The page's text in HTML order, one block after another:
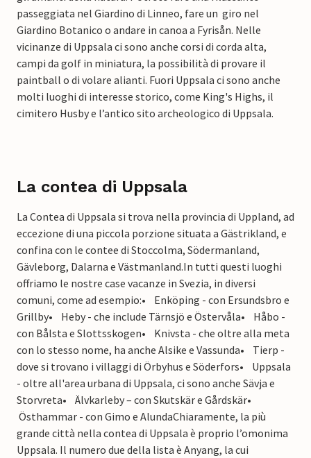
passeggiata nel Giardino di Linneo, fare un giro nel
Giardino Botanico o andare in canoa a Fyrisån. Nelle
vicinanze di Uppsala ci sono anche corsi di corda alta,
campi da golf in miniatura, la possibilità di provare il
paintball o di volare alianti. Fuori Uppsala ci sono anche
molti luoghi di interesse storico, come King's Highs, il
cimitero Husby e l’antico sito archeologico di Uppsala.
La contea di Uppsala
La Contea di Uppsala si trova nella provincia di Uppland, ad
eccezione di una piccola porzione situata a Gästrikland, e
confina con le contee di Stoccolma, Södermanland,
Gävleborg, Dalarna e Västmanland.In tutti questi luoghi
offriamo le nostre case vacanze in Svezia, in diversi
comuni, come ad esempio:• Enköping - con Ersundsbro e
Grillby• Heby - che include Tärnsjö e Östervåla• Håbo -
con Bålsta e Slottsskogen• Knivsta - che oltre alla meta
con lo stesso nome, ha anche Alsike e Vassunda• Tierp -
dove si trovano i villaggi di Örbyhus e Söderfors• Uppsala
- oltre all'area urbana di Uppsala, ci sono anche Sävja e
Storvreta• Älvkarleby – con Skutskär e Gårdskär•
Östhammar - con Gimo e AlundaChiaramente, la più
grande città nella contea di Uppsala è proprio l’omonima
Uppsala. Il numero due della lista è Anyang, la cui